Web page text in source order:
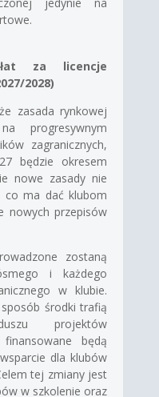
za licencje
2028)
zasada rynkowej
progresywnym
zagranicznych,
będzie okresem
nowe zasady nie
co ma dać klubom
nowych przepisów
zostaną
i każdego
w klubie.
środki trafią
projektów
będą
dla klubów
tej zmiany jest
w szkolenie oraz